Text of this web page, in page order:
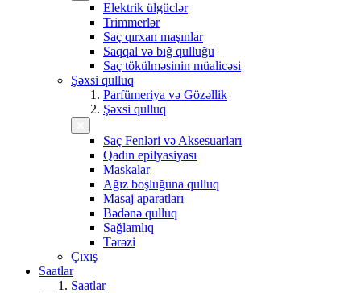
Elektrik ülgüclər
Trimmerlər
Saç qırxan maşınlar
Saqqal və bığ qulluğu
Saç tökülməsinin müalicəsi
Şəxsi qulluq
Parfümeriya və Gözəllik
Şəxsi qulluq
Saç Fenləri və Aksesuarları
Qadın epilyasiyası
Maskalar
Ağız boşluğuna qulluq
Masaj aparatları
Bədənə qulluq
Sağlamlıq
Tərəzi
Çıxış
Saatlar
Saatlar